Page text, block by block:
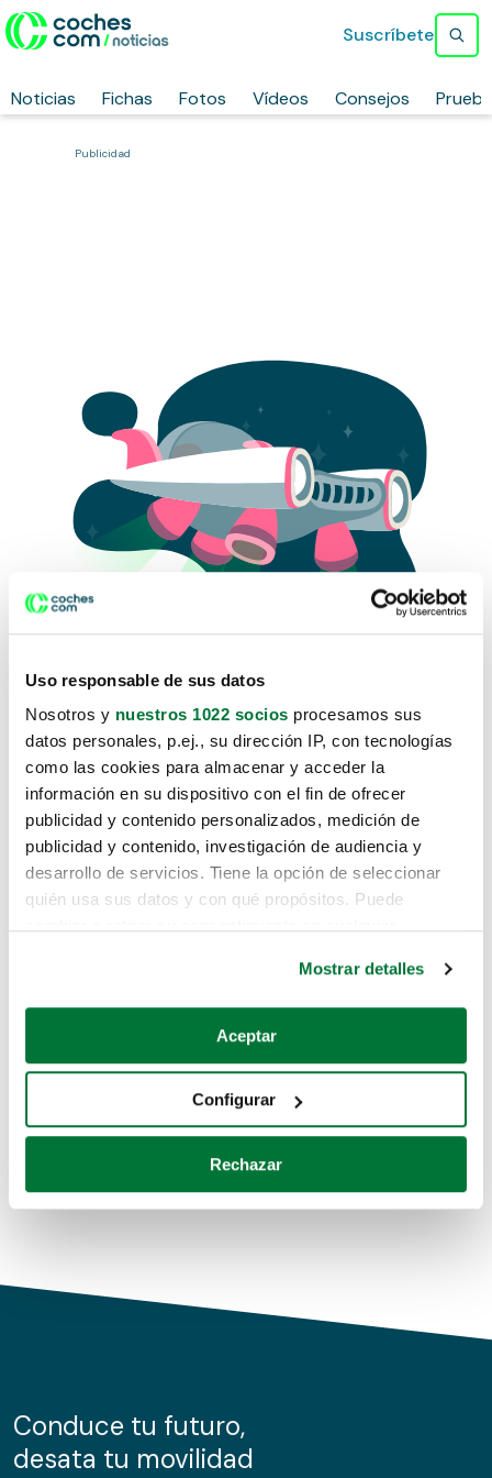
Uso responsable de sus datos
Nosotros y nuestros 1022 socios procesamos sus
datos personales, p.ej., su dirección IP, con tecnologías
como las cookies para almacenar y acceder la
información en su dispositivo con el fin de ofrecer
publicidad y contenido personalizados, medición de
publicidad y contenido, investigación de audiencia y
desarrollo de servicios. Tiene la opción de seleccionar
quién usa sus datos y con qué propósitos. Puede
Si lo permite, también quisiéramos:
Recopilar información sobre su ubicación geográfica
Identificar su dispositivo analizándolo activamente
para buscar características específicas (huellas
Obtenga más información sobre cómo se procesan sus
de cookies.
información sobre el uso que haga del sitio web con
nuestros partners de redes sociales, publicidad y análisis
Mostrar detalles
Aceptar
Configurar
Rechazar
Noticias Fichas Fotos Vídeos Consejos
Suscríbete
Publicidad
Lo sentimos, no sabemos como
te hemos traido hasta aquí.
Pero puedes encontrar el coche que estás
buscando en alguno de estos enlaces:
Coches de segunda mano
Coches de km0
Conduce tu futuro,
desata tu movilidad